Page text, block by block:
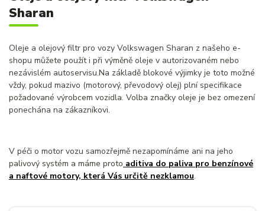
Sharan
Oleje a olejový filtr pro vozy Volkswagen Sharan z našeho e-
shopu můžete použít i při výměně oleje v autorizovaném nebo
nezávislém autoservisu.Na základě blokové výjimky je toto možné
vždy, pokud mazivo (motorový, převodový olej) plní specifikace
požadované výrobcem vozidla. Volba značky oleje je bez omezení
ponechána na zákazníkovi.
V péči o motor vozu samozřejmě nezapomínáme ani na jeho
palivový systém a máme proto aditiva do paliva pro benzínové
a naftové motory, která Vás určitě nezklamou.